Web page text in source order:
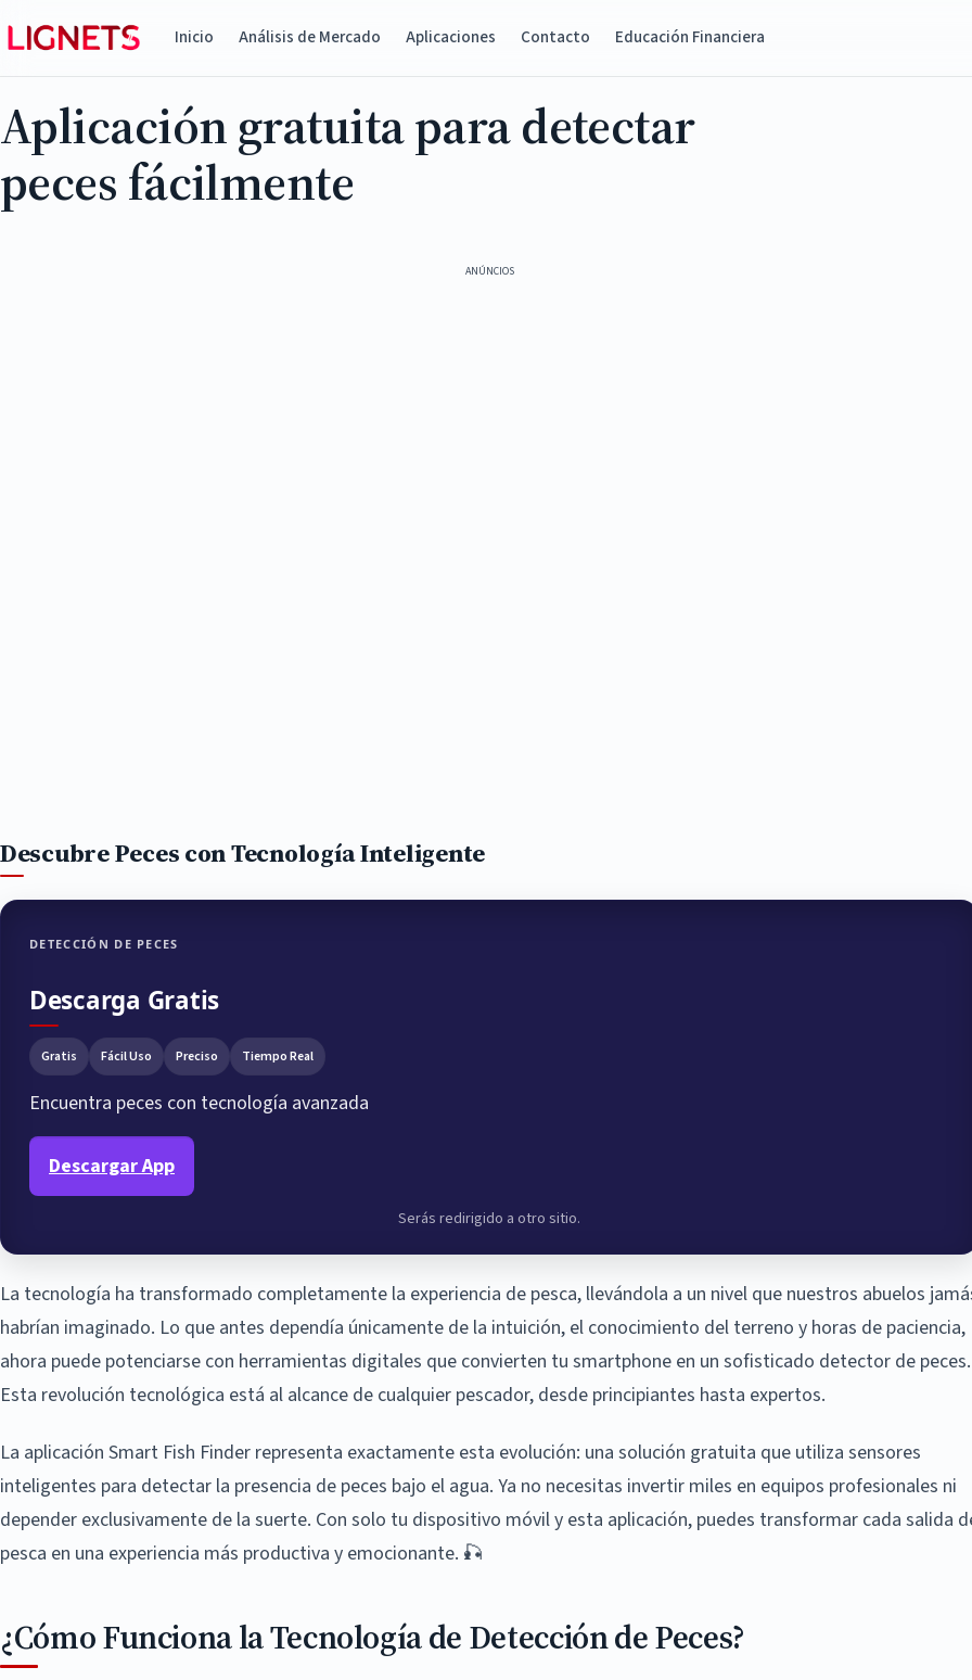
Inicio Análisis de Mercado Aplicaciones Contacto Educación Financiera
Aplicación gratuita para detectar
peces fácilmente
ANÚNCIOS
Descubre Peces con Tecnología Inteligente
DETECCIÓN DE PECES
Descarga Gratis
Gratis Fácil Uso Preciso Tiempo Real
Encuentra peces con tecnología avanzada
Descargar App
Serás redirigido a otro sitio.
La tecnología ha transformado completamente la experiencia de pesca, llevándola a un nivel que nuestros abuelos
habrían imaginado. Lo que antes dependía únicamente de la intuición, el conocimiento del terreno y horas de paciencia,
ahora puede potenciarse con herramientas digitales que convierten tu smartphone en un sofisticado detector de peces.
Esta revolución tecnológica está al alcance de cualquier pescador, desde principiantes hasta expertos.
La aplicación Smart Fish Finder representa exactamente esta evolución: una solución gratuita que utiliza sensores
inteligentes para detectar la presencia de peces bajo el agua. Ya no necesitas invertir miles en equipos profesionales ni
depender exclusivamente de la suerte. Con solo tu dispositivo móvil y esta aplicación, puedes transformar cada salida
pesca en una experiencia más productiva y emocionante. 🎣
¿Cómo Funciona la Tecnología de Detección de Peces?